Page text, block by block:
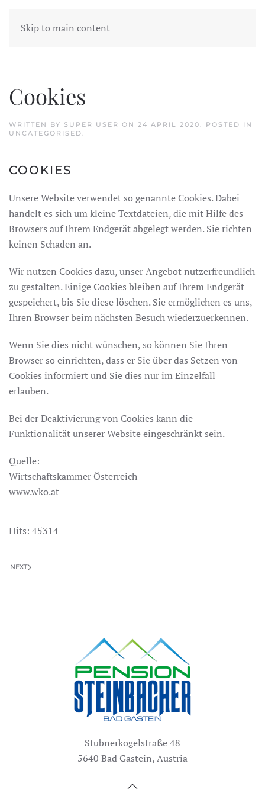
Skip to main content
Cookies
WRITTEN BY SUPER USER ON 24 APRIL 2020. POSTED IN
UNCATEGORISED.
COOKIES
Unsere Website verwendet so genannte Cookies. Dabei
handelt es sich um kleine Textdateien, die mit Hilfe des
Browsers auf Ihrem Endgerät abgelegt werden. Sie richten
keinen Schaden an.
Wir nutzen Cookies dazu, unser Angebot nutzerfreundlich
zu gestalten. Einige Cookies bleiben auf Ihrem Endgerät
gespeichert, bis Sie diese löschen. Sie ermöglichen es uns,
Ihren Browser beim nächsten Besuch wiederzuerkennen.
Wenn Sie dies nicht wünschen, so können Sie Ihren
Browser so einrichten, dass er Sie über das Setzen von
Cookies informiert und Sie dies nur im Einzelfall
erlauben.
Bei der Deaktivierung von Cookies kann die
Funktionalität unserer Website eingeschränkt sein.
Quelle:
Wirtschaftskammer Österreich
www.wko.at
Hits: 45314
NEXT
Stubnerkogelstraße 48
5640 Bad Gastein, Austria